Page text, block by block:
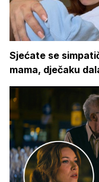
Sjećate se
mama, dječaku